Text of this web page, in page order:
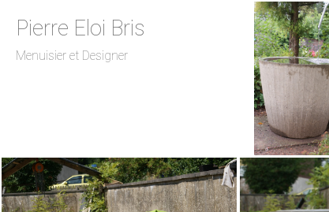
Pierre Eloi Bris
Menuisier et Designer